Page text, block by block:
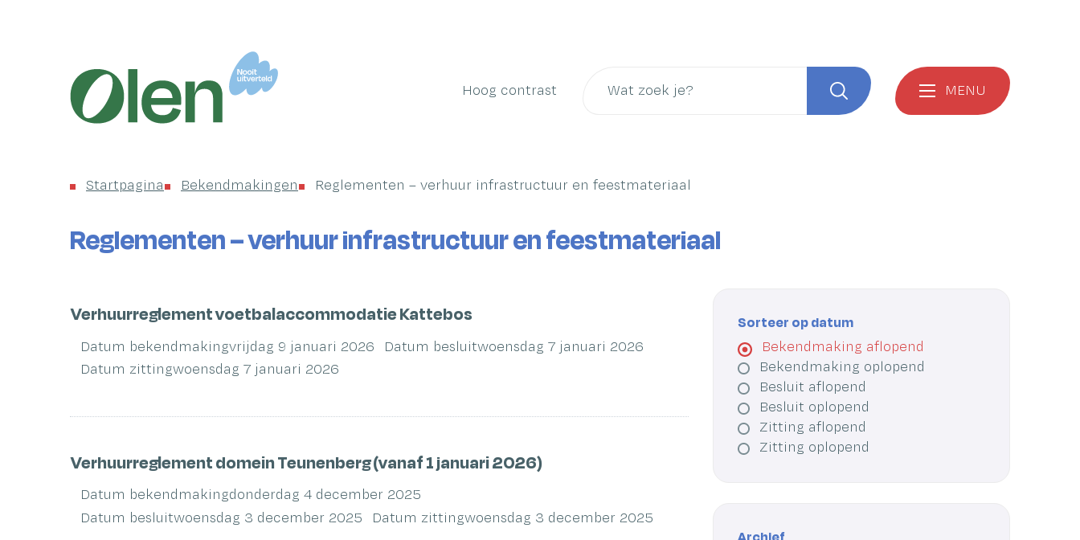
Startpagina
Gemeente
Olen
Hoog contrast
zoek
Zoeken
MENU
Startpagina Bekendmakingen Reglementen – verhuur infrastructuur en feestmateriaal
Reglementen – verhuur infrastructuur en feestmateriaal
bekendmakingen
Verhuurreglement voetbalaccommodatie Kattebos
Datum bekendmakingvrijdag 9 januari 2026 Datum besluitwoensdag 7 januari 2026
Datum zittingwoensdag 7 januari 2026
Verhuurreglement domein Teunenberg (vanaf 1 januari 2026)
Datum bekendmakingdonderdag 4 december 2025
Datum besluitwoensdag 3 december 2025 Datum zittingwoensdag 3 december 2025
Sorteer op datum
Bekendmaking aflopend
Bekendmaking oplopend
Besluit aflopend
Besluit oplopend
Zitting aflopend
Zitting oplopend